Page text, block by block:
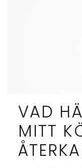
VAD
MITT